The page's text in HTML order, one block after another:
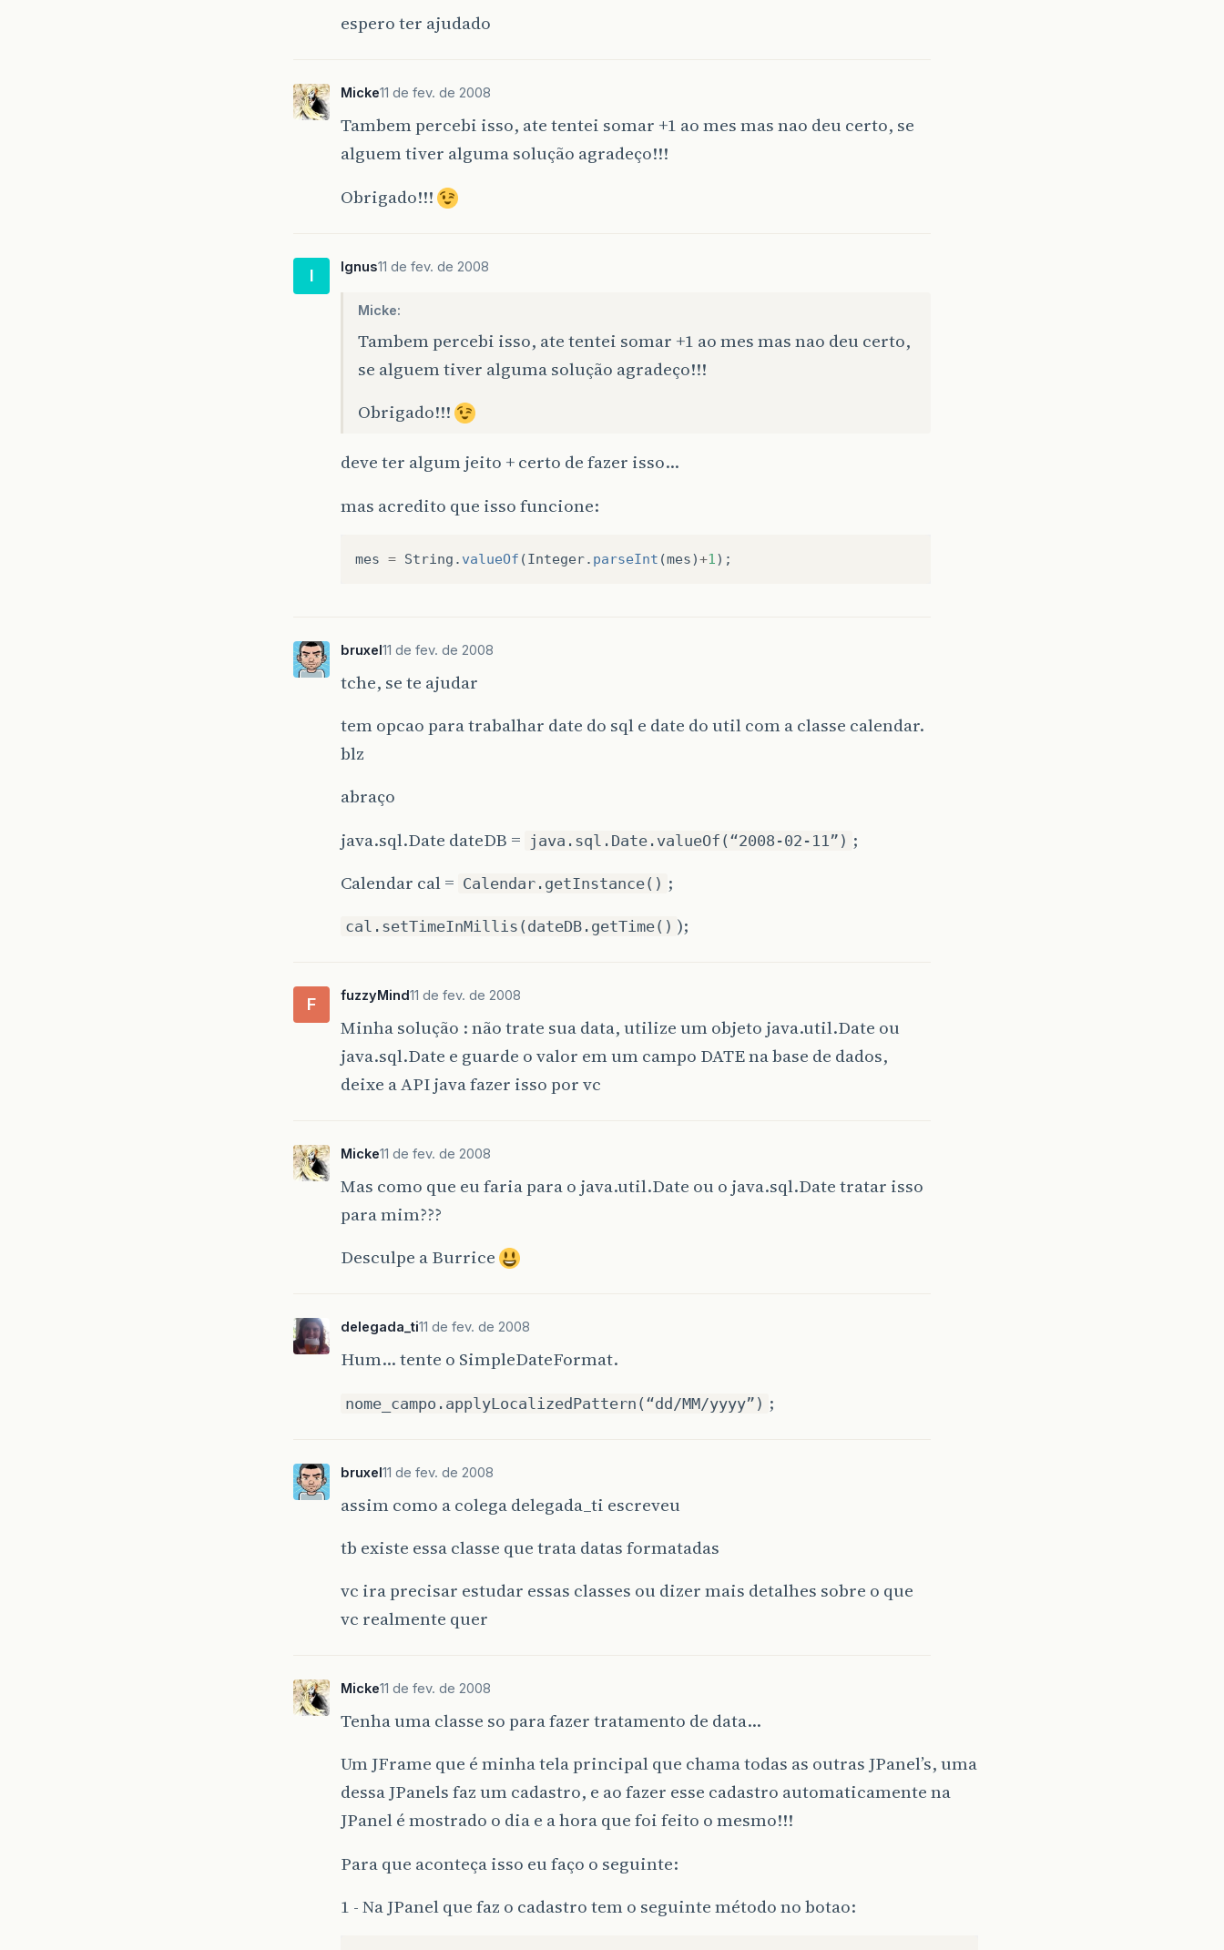
espero ter ajudado
Micke11 de fev. de 2008
Tambem percebi isso, ate tentei somar +1 ao mes mas nao deu certo, se
alguem tiver alguma solução agradeço!!!
Obrigado!!!
I Ignus11 de fev. de 2008
Micke:
Tambem percebi isso, ate tentei somar +1 ao mes mas nao deu certo,
se alguem tiver alguma solução agradeço!!!
Obrigado!!!
deve ter algum jeito + certo de fazer isso…
mas acredito que isso funcione:
mes = String . valueOf (Integer. parseInt (mes)+1 );
bruxel11 de fev. de 2008
tche, se te ajudar
tem opcao para trabalhar date do sql e date do util com a classe calendar.
blz
abraço
java.sql.Date dateDB = java.sql.Date.valueOf(“2008-02-11”) ;
Calendar cal = Calendar.getInstance() ;
cal.setTimeInMillis(dateDB.getTime() );
F fuzzyMind11 de fev. de 2008
Minha solução : não trate sua data, utilize um objeto java.util.Date ou
java.sql.Date e guarde o valor em um campo DATE na base de dados,
deixe a API java fazer isso por vc
Micke11 de fev. de 2008
Mas como que eu faria para o java.util.Date ou o java.sql.Date tratar isso
para mim???
Desculpe a Burrice
delegada_ti11 de fev. de 2008
Hum… tente o SimpleDateFormat.
nome_campo.applyLocalizedPattern(“dd/MM/yyyy”) ;
bruxel11 de fev. de 2008
assim como a colega delegada_ti escreveu
tb existe essa classe que trata datas formatadas
vc ira precisar estudar essas classes ou dizer mais detalhes sobre o que
vc realmente quer
Micke11 de fev. de 2008
Tenha uma classe so para fazer tratamento de data…
Um JFrame que é minha tela principal que chama todas as outras JPanel’s, uma
dessa JPanels faz um cadastro, e ao fazer esse cadastro automaticamente na
JPanel é mostrado o dia e a hora que foi feito o mesmo!!!
Para que aconteça isso eu faço o seguinte:
1 - Na JPanel que faz o cadastro tem o seguinte método no botao: